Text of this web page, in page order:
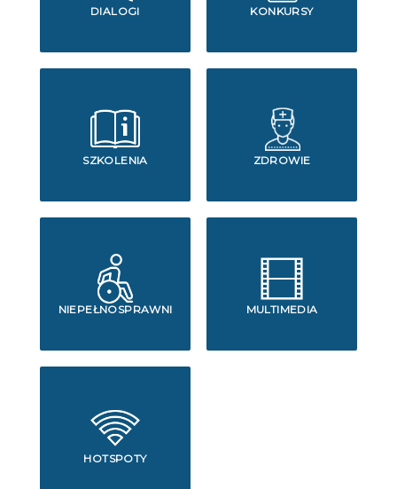
DIALOGI KONKURSY
SZKOLENIA ZDROWIE
NIEPEŁNOSPRAWNI MULTIMEDIA
HOTSPOTY